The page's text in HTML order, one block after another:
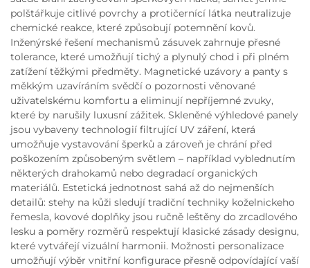
polštářkuje citlivé povrchy a protičernící látka neutralizuje
chemické reakce, které způsobují potemnění kovů.
Inženýrské řešení mechanismů zásuvek zahrnuje přesné
tolerance, které umožňují tichý a plynulý chod i při plném
zatížení těžkými předměty. Magnetické uzávory a panty s
měkkým uzavíráním svědčí o pozornosti věnované
uživatelskému komfortu a eliminují nepříjemné zvuky,
které by narušily luxusní zážitek. Skleněné výhledové panely
jsou vybaveny technologií filtrující UV záření, která
umožňuje vystavování šperků a zároveň je chrání před
poškozením způsobeným světlem – například vyblednutím
některých drahokamů nebo degradací organických
materiálů. Estetická jednotnost sahá až do nejmenších
detailů: stehy na kůži sledují tradiční techniky koželnickeho
řemesla, kovové doplňky jsou ručně leštěny do zrcadlového
lesku a poměry rozměrů respektují klasické zásady designu,
které vytvářejí vizuální harmonii. Možnosti personalizace
umožňují výběr vnitřní konfigurace přesně odpovídající vaší